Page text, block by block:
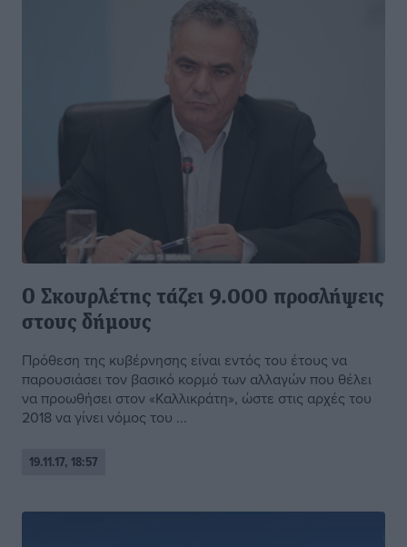
Ο Σκουρλέτης τάζει 9.000 προσλήψεις
στους δήμους
Πρόθεση της κυβέρνησης είναι εντός του έτους να
παρουσιάσει τον βασικό κορμό των αλλαγών που θέλει
να προωθήσει στον «Καλλικράτη», ώστε στις αρχές του
2018 να γίνει νόμος του ...
19.11.17, 18:57